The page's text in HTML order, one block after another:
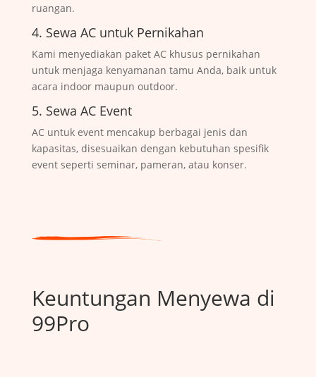
ruangan.
4. Sewa AC untuk Pernikahan
Kami menyediakan paket AC khusus pernikahan
untuk menjaga kenyamanan tamu Anda, baik untuk
acara indoor maupun outdoor.
5. Sewa AC Event
AC untuk event mencakup berbagai jenis dan
kapasitas, disesuaikan dengan kebutuhan spesifik
event seperti seminar, pameran, atau konser.
Keuntungan Menyewa di
99Pro